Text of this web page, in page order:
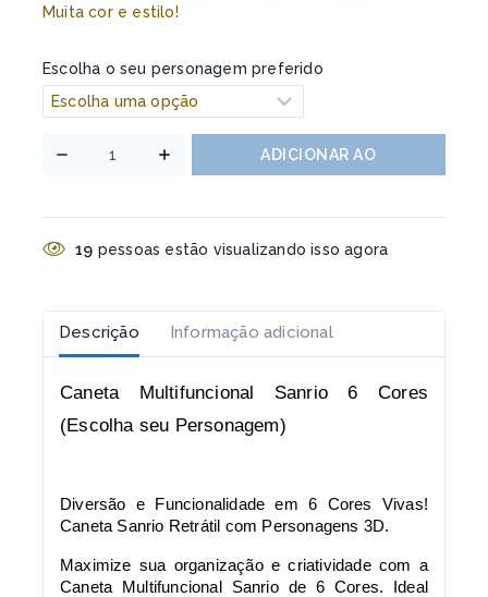
Muita cor e estilo!
Escolha o seu personagem preferido
ADICIONAR AO
19 pessoas estão visualizando isso agora
Descrição Informação adicional
Caneta Multifuncional Sanrio 6 Cores
(Escolha seu Personagem)
Diversão e Funcionalidade em 6 Cores Vivas!
Caneta Sanrio Retrátil com Personagens 3D.
Maximize sua organização e criatividade com a
Caneta Multifuncional Sanrio de 6 Cores. Ideal